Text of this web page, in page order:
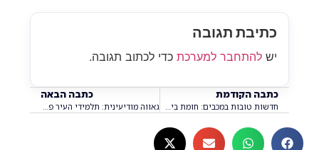
תגובה
למערכתכדי לכתוב תגובה.
הקודמת
חדשות טובות במכבים: חומת ביטחון חדשה בדרך – וזה מה שיגן עלינו! גאווה מודיעינית: תלמידי העיר פיתחו כלי AI שישנה את ההסברה הישראלית בעולם!